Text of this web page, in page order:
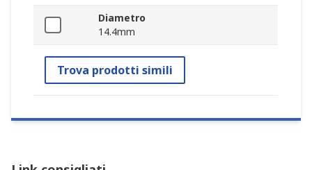
Diametro
14.4mm
Trova prodotti simili